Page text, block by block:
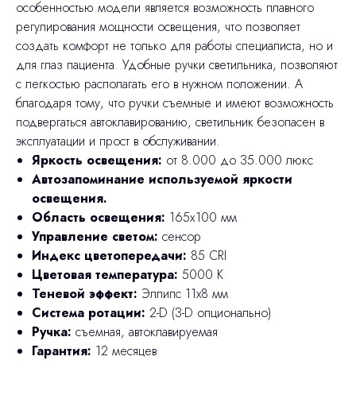
особенностью модели является возможность плавного
регулирования мощности освещения, что позволяет
создать комфорт не только для работы специалиста, но и
для глаз пациента. Удобные ручки светильника, позволяют
с легкостью располагать его в нужном положении. А
благодаря тому, что ручки съемные и имеют возможность
подвергаться автоклавированию, светильник безопасен в
эксплуатации и прост в обслуживании.
Яркость освещения: от 8.000 до 35.000 люкс
Автозапоминание используемой яркости
освещения.
Область освещения: 165х100 мм
Управление светом: сенсор
Индекс цветопередачи: 85 CRI
Цветовая температура: 5000 К
Теневой эффект: Эллипс 11x8 мм
Система ротации: 2-D (3-D опционально)
Ручка: cъемная, автоклавируемая
Гарантия: 12 месяцев